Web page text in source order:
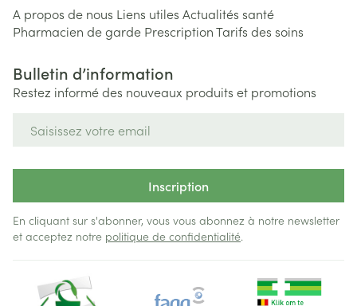
A propos de nous Liens utiles Actualités santé
Pharmacien de garde PrescriptionTarifs des soins
Bulletin d’information
Restez informé des nouveaux produits et promotions
Inscription
En cliquant sur s'abonner, vous vous abonnez à notre newsletter
et acceptez notre politique de confidentialité.